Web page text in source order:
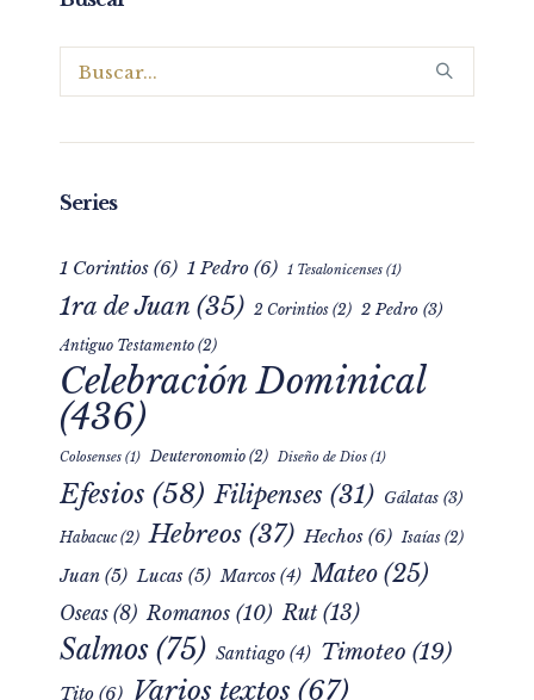
1 Corintios(6) 1 Pedro (6) 1 Tesalonicenses(1)
1ra de Juan(35)
Antiguo Testamento(2)
Celebración Dominical
(436)
Colosenses(1) Deuteronomio(2) Diseño de Dios (1)
Efesios (58) Filipenses(31) Gálatas(3)
Habacuc(2) Hebreos(37) Hechos(6) Isaías
Juan(5) Lucas(5) Marcos (4) Mateo
Oseas(8) Romanos(10) Rut (13)
Salmos(75) Santiago(4) Timoteo